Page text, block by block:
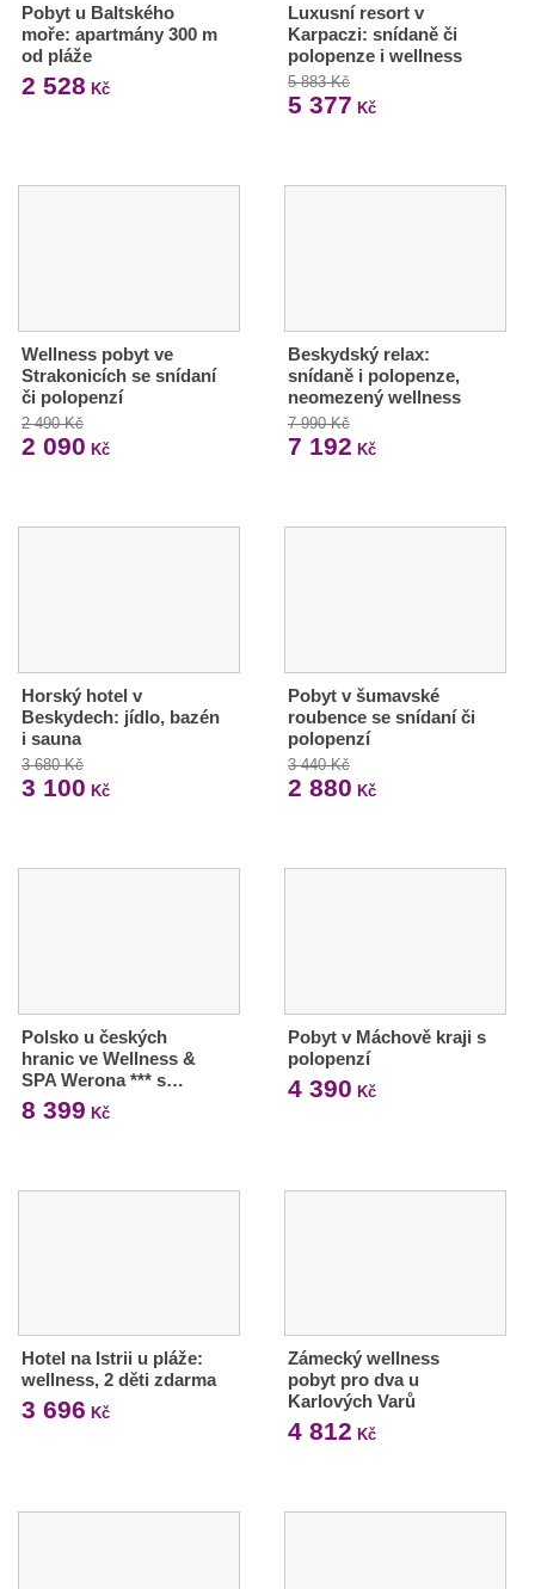
Pobyt u Baltského
moře: apartmány 300 m
od pláže
2 528 Kč
Luxusní resort v
Karpaczi: snídaně či
polopenze i wellness
5 883 Kč
5 377 Kč
Wellness pobyt ve
Strakonicích se snídaní
či polopenzí
2 490 Kč
2 090 Kč
Beskydský relax:
snídaně i polopenze,
neomezený wellness
7 990 Kč
7 192 Kč
Horský hotel v
Beskydech: jídlo, bazén
i sauna
3 680 Kč
3 100 Kč
Pobyt v šumavské
roubence se snídaní či
polopenzí
3 440 Kč
2 880 Kč
Polsko u českých
hranic ve Wellness &
SPA Werona *** s…
8 399 Kč
Pobyt v Máchově kraji s
polopenzí
4 390 Kč
Hotel na Istrii u pláže:
wellness, 2 děti zdarma
3 696 Kč
Zámecký wellness
pobyt pro dva u
Karlových Varů
4 812 Kč